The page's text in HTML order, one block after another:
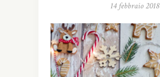
14 febbraio 2018